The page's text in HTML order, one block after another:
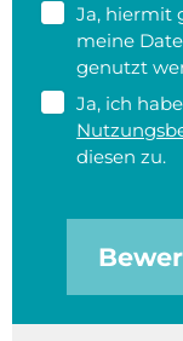
Ja, hiermit
meine
genutzt
Ja, ich
diesen zu.